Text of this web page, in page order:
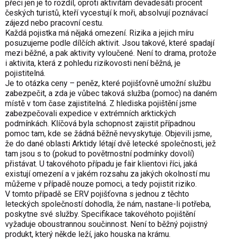
přeci jen je to rozdíl, oproti aktivitám devadesáti procent
českých turistů, kteří vycestují k moři, absolvují poznávací
zájezd nebo pracovní cestu.
Každá pojistka má nějaká omezení. Rizika a jejich míru
posuzujeme podle dílčích aktivit. Jsou takové, které spadají
mezi běžné, a pak aktivity vyloučené. Není to drama, protože
i aktivita, která z pohledu rizikovosti není běžná, je
pojistitelná.
Je to otázka ceny – peněz, které pojišťovně umožní službu
zabezpečit, a zda je vůbec taková služba (pomoc) na daném
místě v tom čase zajistitelná. Z hlediska pojištění jsme
zabezpečovali expedice v extrémních arktických
podmínkách. Klíčová byla schopnost zajistit případnou
pomoc tam, kde se žádná běžně nevyskytuje. Objevili jsme,
že do dané oblasti Arktidy létají dvě letecké společnosti, jež
tam jsou s to (pokud to povětrnostní podmínky dovolí)
přistávat. U takovéhoto případu je fair klientovi říci, jaká
existují omezení a v jakém rozsahu za jakých okolností mu
můžeme v případě nouze pomoci, a tedy pojistit riziko.
V tomto případě se ERV pojišťovna s jednou z těchto
leteckých společností dohodla, že nám, nastane-li potřeba,
poskytne své služby. Specifikace takovéhoto pojištění
vyžaduje oboustrannou součinnost. Není to běžný pojistný
produkt, který někde leží, jako houska na krámu.